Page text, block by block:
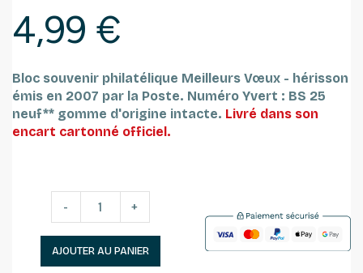
4,99 €
Bloc souvenir philatélique Meilleurs Vœux - hérisson
émis en 2007 par la Poste. Numéro Yvert : BS 25
neuf** gomme d'origine intacte. Livré dans son
encart cartonné officiel.
- +
AJOUTER AU PANIER